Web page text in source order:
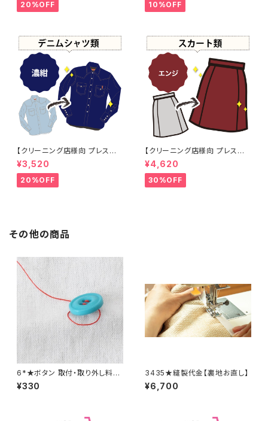
20%OFF
01-0076
10%OFF
【クリーニング店様向 プレス加
工なし】綿100% 濃紺染め シャ
ツ 【元色：紺(Navy) - 色あせあ
り】 -染め直し[ネイビー - Nav
y]403-0116
¥3,520
20%OFF
【クリーニング店様向 プレス加
工なし】綿100% エンジ染め ス
カート 【元色：白 - 汚れあり】 -
染め直し[臙脂 - ワインレッド -
くすんだ深みのある赤]403-01
¥4,620
30%OFF
その他の商品
6*★ボタン 取付・取り外し料金
(1個分)
¥330
3435★縫製代金【裏地お直し】
¥6,700